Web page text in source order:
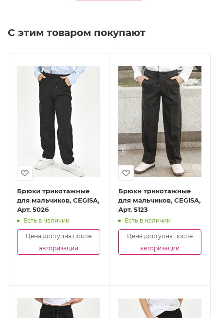
С этим товаром покупают
Брюки трикотажные
для мальчиков, CEGISA,
Арт. 5026
Есть в наличии
Цена доступна после
авторизации
Брюки трикотажные
для мальчиков, CEGISA,
Арт. 5123
Есть в наличии
Цена доступна после
авторизации